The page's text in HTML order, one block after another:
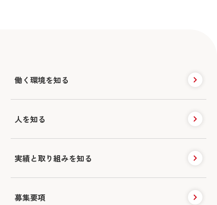
働く環境を知る
人を知る
実績と取り組みを知る
募集要項